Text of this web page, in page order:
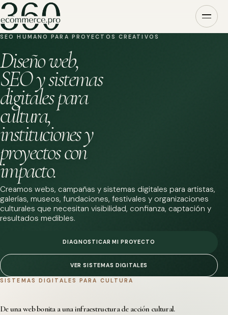
SEO HUMANO PARA PROYECTOS CREATIVOS
Diseño web,
SEO y sistemas
digitales para
cultura,
instituciones y
proyectos con
impacto.
Creamos webs, campañas y sistemas digitales para artistas,
galerías, museos, fundaciones, festivales y organizaciones
culturales que necesitan visibilidad, confianza, captación y
resultados medibles.
DIAGNOSTICAR MI PROYECTO
VER SISTEMAS DIGITALES
SISTEMAS DIGITALES PARA CULTURA
De una web bonita a una infraestructura de acción cultural.